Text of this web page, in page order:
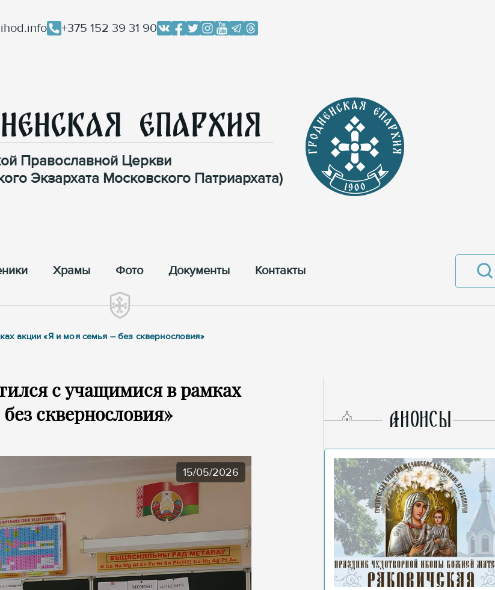
+375 152 39 31 90
Епархия
Православной Церкви
Экзархата Московского Патриархата)
Храмы Фото Документы Контакты
акции «Я и моя семья – без сквернословия»
с учащимися в рамках
сквернословия»
15/05/2026
AНОНСЫ